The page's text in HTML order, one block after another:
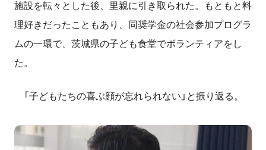
施設を転々とした後、里親に引き取られた。もともと料
理好きだったこともあり、同奨学金の社会参加プログラ
ムの一環で、茨城県の子ども食堂でボランティアをし
た。
「子どもたちの喜ぶ顔が忘れられない」と振り返る。